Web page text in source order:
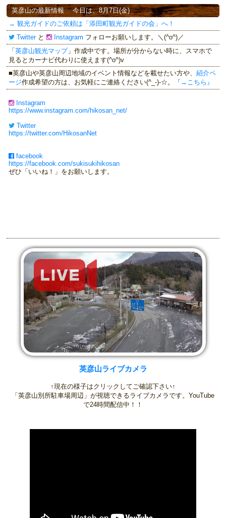
英彦山の最新情報今日は、8月7日(金)
→ 観光ガイドのご依頼は「添田町観光ガイドの会」へ！
Twitterと Instagram フォローお願いします。＼(^o^)／
「英彦山観光マップ」作成中です。場所が分からない時に、スマホで
見るとカーナビ代わりに使えます(^o^)v
■英彦山や英彦山周辺地域のイベント情報などを載せたい方や、 紹介ペ
ージ作成希望の方は、お気軽にご連絡ください(^_-)-☆。 『→こちら』
Instagram
https://www.instagram.com/hikosan_net/
Twitter
https://twitter.com/HikosanNet
facebook
https://facebook.com/sukisukihikosan
ぜひ「いいね！」をお願いします。
英彦山ライブカメラ
↑現在の様子はクリックしてご確認下さい↑
「英彦山別所駐車場周辺」が視聴できるライブカメラです。YouTube
で24時間配信中！！